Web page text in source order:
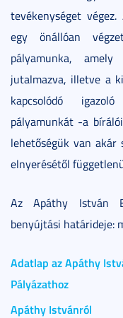
tevékenységet
egy önállóan
pályamunka,
jutalmazva, illetve a
kapcsolódó
pályamunkát -a
lehetőségük van akár
elnyerésétől
Az Apáthy István
benyújtási határideje:
Adatlap az Apáthy
Pályázathoz
Apáthy Istvánról